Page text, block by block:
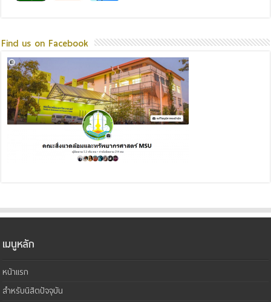
Find us on Facebook
เมนูหลัก
หน้าแรก
สำหรับนิสิตปัจจุบัน